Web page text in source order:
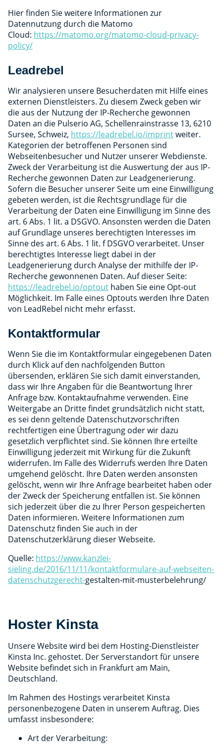
Hier finden Sie weitere Informationen zur
Datennutzung durch die Matomo
Cloud: https://matomo.org/matomo-cloud-privacy-
policy/
Leadrebel
Wir analysieren unsere Besucherdaten mit Hilfe eines
externen Dienstleisters. Zu diesem Zweck geben wir
die aus der Nutzung der IP-Recherche gewonnen
Daten an die Pulserio AG, Schellenrainstrasse 13, 6210
Sursee, Schweiz, https://leadrebel.io/imprintweiter.
Kategorien der betroffenen Personen sind
Webseitenbesucher und Nutzer unserer Webdienste.
Zweck der Verarbeitung ist die Auswertung der aus IP-
Recherche gewonnen Daten zur Leadgenerierung.
Sofern die Besucher unserer Seite um eine Einwilligung
gebeten werden, ist die Rechtsgrundlage für die
Verarbeitung der Daten eine Einwilligung im Sinne des
art. 6 Abs. 1 lit. a DSGVO. Ansonsten werden die Daten
auf Grundlage unseres berechtigten Interesses im
Sinne des art. 6 Abs. 1 lit. f DSGVO verarbeitet. Unser
berechtigtes Interesse liegt dabei in der
Leadgenerierung durch Analyse der mithilfe der IP-
Recherche gewonnenen Daten. Auf dieser Seite:
https://leadrebel.io/optout haben Sie eine Opt-out
Möglichkeit. Im Falle eines Optouts werden Ihre Daten
von LeadRebel nicht mehr erfasst.
Kontaktformular
Wenn Sie die im Kontaktformular eingegebenen Daten
durch Klick auf den nachfolgenden Button
übersenden, erklären Sie sich damit einverstanden,
dass wir Ihre Angaben für die Beantwortung Ihrer
Anfrage bzw. Kontaktaufnahme verwenden. Eine
Weitergabe an Dritte findet grundsätzlich nicht statt,
es sei denn geltende Datenschutzvorschriften
rechtfertigen eine Übertragung oder wir dazu
gesetzlich verpflichtet sind. Sie können Ihre erteilte
Einwilligung jederzeit mit Wirkung für die Zukunft
widerrufen. Im Falle des Widerrufs werden Ihre Daten
umgehend gelöscht. Ihre Daten werden ansonsten
gelöscht, wenn wir Ihre Anfrage bearbeitet haben oder
der Zweck der Speicherung entfallen ist. Sie können
sich jederzeit über die zu Ihrer Person gespeicherten
Daten informieren. Weitere Informationen zum
Datenschutz finden Sie auch in der
Datenschutzerklärung dieser Webseite.
Quelle: https://www.kanzlei-
sieling.de/2016/11/11/kontaktformulare-auf-webseiten-
datenschutzgerecht-gestalten-mit-musterbelehrung/
Hoster Kinsta
Unsere Website wird bei dem Hosting-Dienstleister
Kinsta Inc. gehostet. Der Serverstandort für unsere
Website befindet sich in Frankfurt am Main,
Deutschland.
Im Rahmen des Hostings verarbeitet Kinsta
personenbezogene Daten in unserem Auftrag. Dies
umfasst insbesondere:
Art der Verarbeitung: